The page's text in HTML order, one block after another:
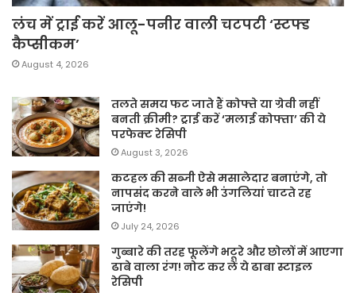
लंच में ट्राई करें आलू-पनीर वाली चटपटी ‘स्टफ्ड
कैप्सीकम’
August 4, 2026
तलते समय फट जाते हैं कोफ्ते या ग्रेवी नहीं
बनती क्रीमी? ट्राई करें ‘मलाई कोफ्ता’ की ये
परफेक्ट रेसिपी
August 3, 2026
कटहल की सब्जी ऐसे मसालेदार बनाएंगे, तो
नापसंद करने वाले भी उंगलियां चाटते रह
जाएंगे!
July 24, 2026
गुब्बारे की तरह फूलेंगे भटूरे और छोलों में आएगा
ढाबे वाला रंग! नोट कर लें ये ढाबा स्टाइल
रेसिपी